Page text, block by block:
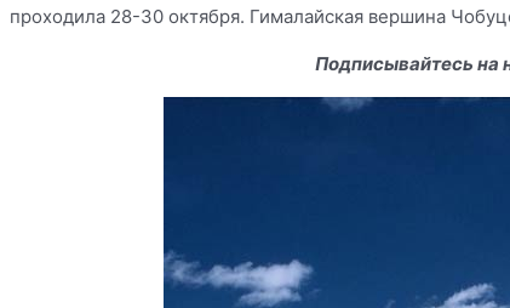
проходила 28-30 октября. Гималайская вершина
Подписывайтесь на